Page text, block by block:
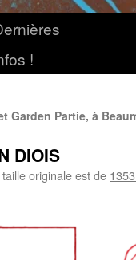
!
Garden Partie, à
DIOIS
taille originale est de